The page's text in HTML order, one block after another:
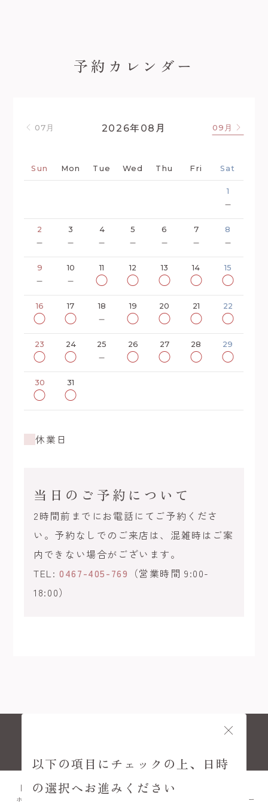
ホーム メニュー
予約カレンダー
2026年 08 月
07月 09月
Sun Mon Tue Wed Thu Fri Sat
1
－
2
－
3
－
4
－
5
－
6
－
7
－
8
－
9
－
10
－
11
◯
12
◯
13
◯
14
◯
15
◯
16
◯
17
◯
18
－
19
◯
20
◯
21
◯
22
◯
23
◯
24
◯
25
－
26
◯
27
◯
28
◯
29
◯
30
◯
31
◯
休業日
当日のご予約について
2時間前までにお電話にてご予約くださ
い。予約なしでのご来店は、混雑時はご案
内できない場合がございます。
TEL:0467-405-769 （営業時間 9:00-
18:00）
以下の項目にチェックの上、日時
の選択へお進みください